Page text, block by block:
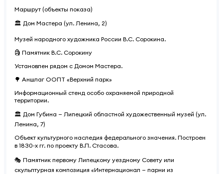
Маршрут (объекты показа)
🏛 Дом Мастера (ул. Ленина, 2)
Музей народного художника России В.С. Сорокина.
🗿 Памятник В.С. Сорокину
Установлен рядом с Домом Мастера.
🌳 Аншлаг ООПТ «Верхний парк»
Информационный стенд особо охраняемой природной
территории.
🏛 Дом Губина — Липецкий областной художественный музей (ул.
Ленина, 7)
Объект культурного наследия федерального значения. Построен
в 1830‑х гг. по проекту В.П. Стасова.
🎭 Памятник первому Липецкому уездному Совету или
скульптурная композиция «Интернационал — парни из